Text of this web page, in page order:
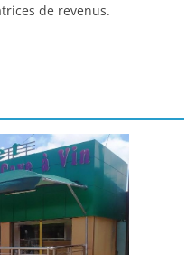
de revenus.